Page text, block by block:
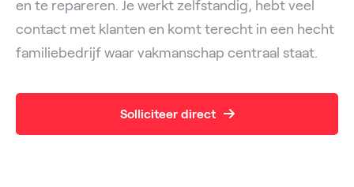
en te repareren. Je werkt zelfstandig, hebt veel
contact met klanten en komt terecht in een hecht
familiebedrijf waar vakmanschap centraal staat.
Solliciteer direct